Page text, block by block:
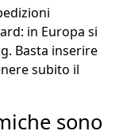
in Europa si
Basta inserire
subito il
sono